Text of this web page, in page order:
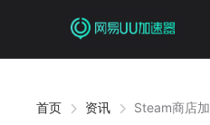
首页 资讯 Steam商店